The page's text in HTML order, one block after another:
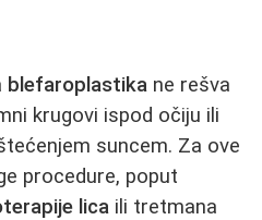
blefaroplastika ne rešva
krugovi ispod očiju ili
suncem. Za ove
procedure, poput
lica ili tretmana